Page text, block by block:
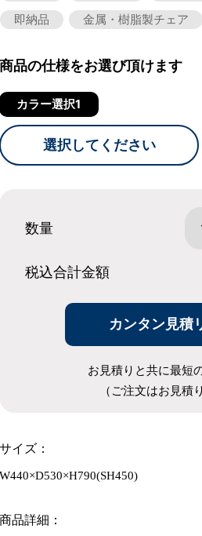
即納品
金属・樹脂製チェア
商品の仕様をお選び頂けます
カラー選択1
選択してください
数量
税込合計金額
カンタン見積
お見積りと共に最短
（ご注文はお見積
サイズ：
W440×D530×H790(SH450)
商品詳細：